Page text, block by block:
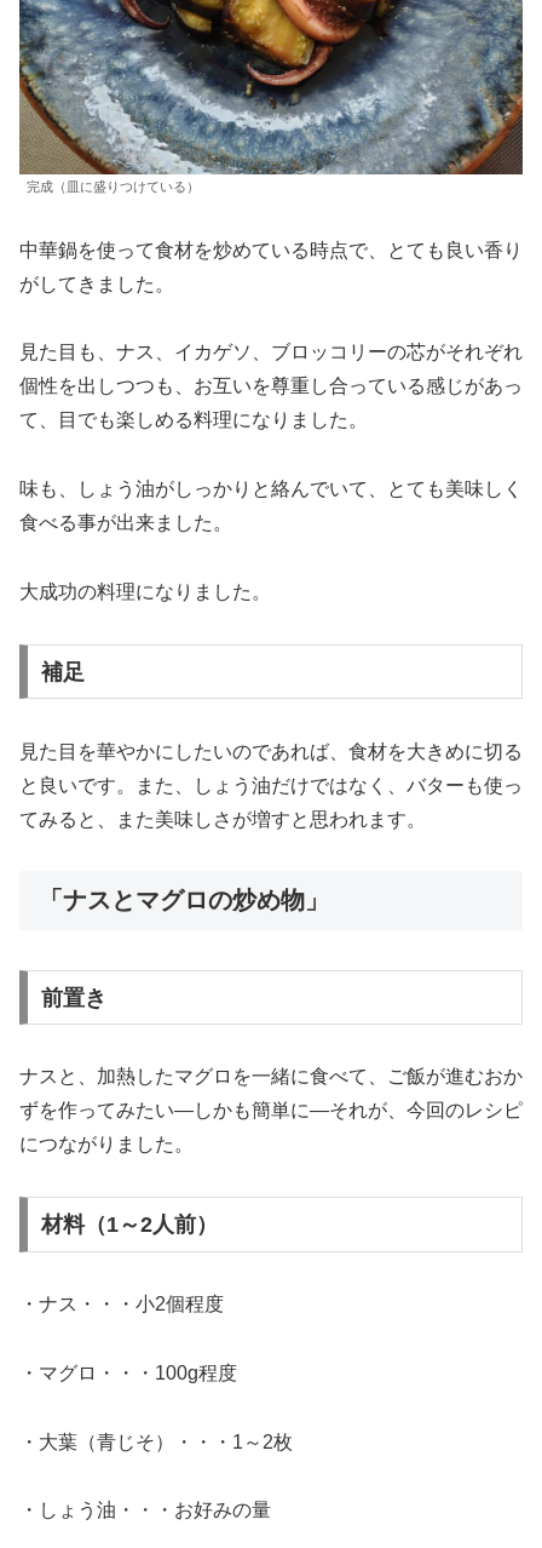
完成（皿に盛りつけている）
中華鍋を使って食材を炒めている時点で、とても良い香り
がしてきました。
見た目も、ナス、イカゲソ、ブロッコリーの芯がそれぞれ
個性を出しつつも、お互いを尊重し合っている感じがあっ
て、目でも楽しめる料理になりました。
味も、しょう油がしっかりと絡んでいて、とても美味しく
食べる事が出来ました。
大成功の料理になりました。
補足
見た目を華やかにしたいのであれば、食材を大きめに切る
と良いです。また、しょう油だけではなく、バターも使っ
てみると、また美味しさが増すと思われます。
「ナスとマグロの炒め物」
前置き
ナスと、加熱したマグロを一緒に食べて、ご飯が進むおか
ずを作ってみたい―しかも簡単に―それが、今回のレシピ
につながりました。
材料（1～2人前）
・ナス・・・小2個程度
・マグロ・・・100g程度
・大葉（青じそ）・・・1～2枚
・しょう油・・・お好みの量